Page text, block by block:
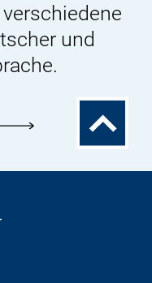
und
Zum